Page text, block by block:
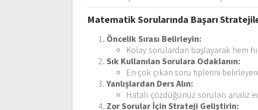
Matematik Sorularında Başarı
Öncelik Sırası Belirleyin:
Kolay sorulardan başlayarak hem
Sık Kullanılan Sorulara Odaklanın:
En çok çıkan soru tiplerini
Yanlışlardan Ders Alın:
Hatalı çözdüğünüz soruları analiz
Zor Sorular İçin Strateji Geliştirin: